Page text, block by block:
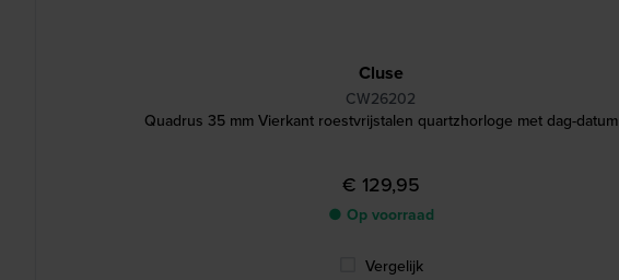
Cluse
CW26202
Quadrus 35 mm Vierkant roestvrijstalen quartzhorloge met dag-datum
€ 129,95
● Op voorraad
Vergelijk